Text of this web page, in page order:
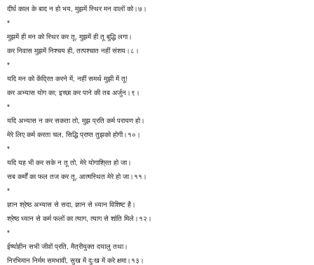
दीर्घ काल के बाद न हो भय, मुझमें स्थिर मन वालों को।७।
*
मुझमें ही मन को स्थिर कर तू, मुझमें ही तू बुद्धि लगा।
कर निवास मुझमें निश्चय ही, तत्पश्चात नहीं संशय।८।
*
यदि मन को केंद्रित करने में, नहीं समर्थ मुझी में तू!
कर अभ्यास योग का; इच्छा कर पाने की तब अर्जुन।९।
*
यदि अभ्यास न कर सकता तो, मुझ प्रति कर्म परायण हो।
मेरे लिए कर्म करता चल, सिद्धि प्राप्त तुझको होगी।१०।
*
यदि यह भी कर सके न तू तो, मेरे योगाश्रित हो जा।
सब कर्मों का फल तज कर तू, आत्मस्थित मेरे हो जा।११।
*
ज्ञान श्रेष्ठ अभ्यास से सदा, ज्ञान से ध्यान विशिष्ट है।
श्रेष्ठ ध्यान से कर्म फलों का त्याग, त्याग से शांति मिले।१२।
*
ईर्ष्याहीन सभी जीवों प्रति, मैत्रीयुक्त दयालु तथा।
निरभिमान निर्मम समभावी, सुख में दुःख में करे क्षमा।१३।